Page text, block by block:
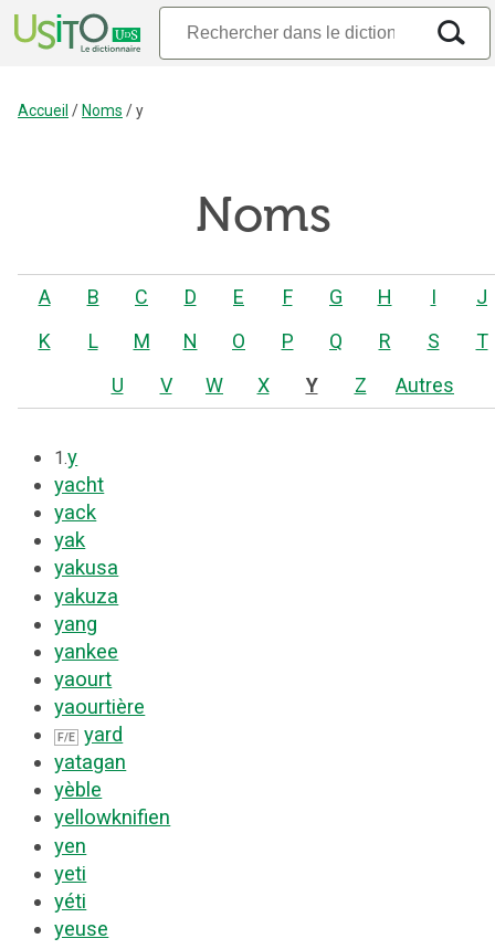
Accueil / Noms /y
Noms
A B C D E F G H I
J
K
L M N O P Q R S
T
U
V W X Y Z Autres
1.y
yacht
yack
yak
yakusa
yakuza
yang
yankee
yaourt
yaourtière
F/E
yard
yatagan
yèble
yellowknifien
yen
yeti
yéti
yeuse